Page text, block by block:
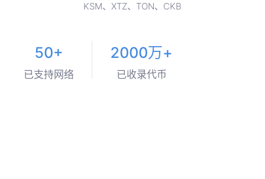
KSM、XTZ、TON、CKB
50+
已支持网络
2000万+
已收录代币